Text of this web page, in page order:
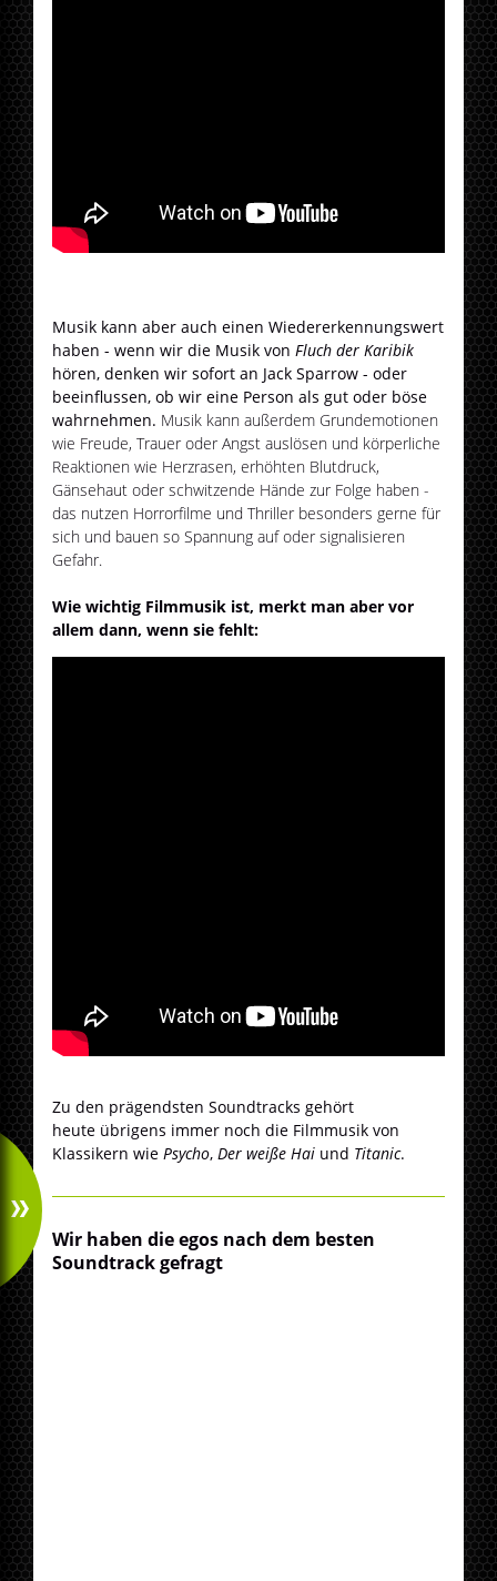
Musik kann aber auch einen Wiedererkennungswert
haben - wenn wir die Musik vonFluch der Karibik
hören, denken wir sofort an Jack Sparrow - oder
beeinflussen, ob wir eine Person als gut oder böse
wahrnehmen. Musik kann außerdem Grundemotionen
wie Freude, Trauer oder Angst auslösen und körperliche
Reaktionen wie Herzrasen, erhöhten Blutdruck,
Gänsehaut oder schwitzende Hände zur Folge haben -
das nutzen Horrorfilme und Thriller besonders gerne für
sich und bauen so Spannung auf oder signalisieren
Gefahr.
Wie wichtig Filmmusik ist, merkt man aber vor
allem dann, wenn sie fehlt:
Zu den prägendsten Soundtracks gehört
heute übrigens immer noch die Filmmusik von
Klassikern wie Psycho, Der weiße Hai und Titanic.
Wir haben die egos nach dem besten
Soundtrack gefragt